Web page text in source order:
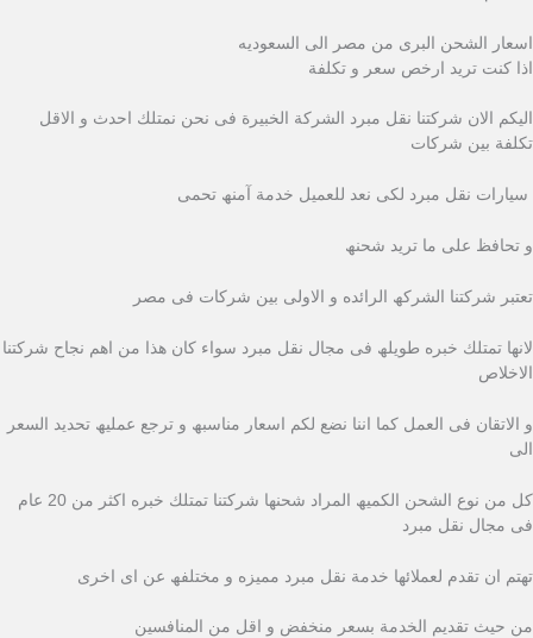
اسعار الشحن البرى من مصر الى السعوديه
اذا كنت ترید ارخص سعر و تكلفة
الیكم الان شركتنا نقل مبرد الشركة الخبیرة فى نحن نمتلك احدث و الاقل
تكلفة بین شركات
سیارات نقل مبرد لكى نعد للعمیل خدمة آمنھ تحمى
و تحافظ على ما ترید شحنھ
تعتبر شركتنا الشركھ الرائده و الاولى بین شركات فى مصر
لانھا تمتلك خبره طویلھ فى مجال نقل مبرد سواء كان ھذا من اھم نجاح شركتنا
الاخلاص
و الاتقان فى العمل كما اننا نضع لكم اسعار مناسبھ و ترجع عملیھ تحدید السعر
الى
كل من نوع الشحن الكمیھ المراد شحنھا شركتنا تمتلك خبره اكثر من 20 عام
فى مجال نقل مبرد
تھتم ان تقدم لعملائھا خدمة نقل مبرد ممیزه و مختلفھ عن اى اخرى
من حیث تقدیم الخدمة بسعر منخفض و اقل من المنافسین